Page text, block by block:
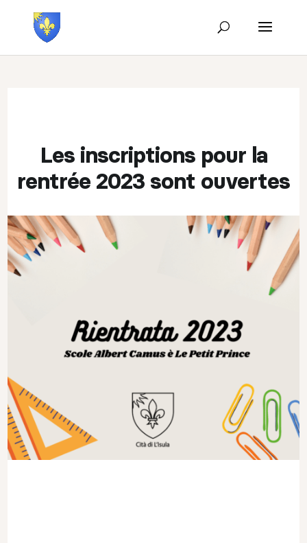
Les inscriptions pour la
rentrée 2023 sont ouvertes